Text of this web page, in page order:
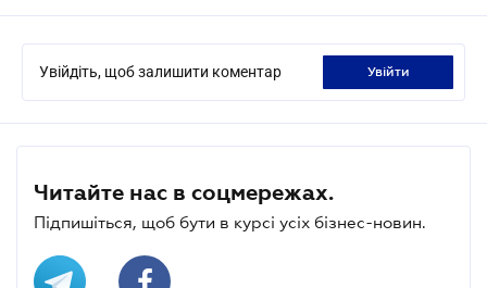
Увійдіть, щоб залишити коментар увійти
Читайте нас в соцмережах.
Підпишіться, щоб бути в курсі усіх бізнес-новин.